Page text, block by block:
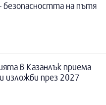
на пътя
в Казанлък приема
изложби през 2027